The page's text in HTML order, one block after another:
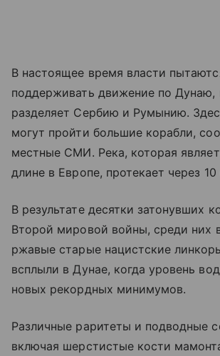
В настоящее время власти
поддерживать движение по Дунаю,
разделяет Сербию и Румынию.
могут пройти большие корабли,
местные СМИ. Река, которая
длине в Европе, протекает через 10
В результате десятки затонувших
Второй мировой войны, среди них
ржавые старые нацистские
всплыли в Дунае, когда уровень
новых рекордных минимумов.
Различные раритеты и подводные
включая шерстистые кости